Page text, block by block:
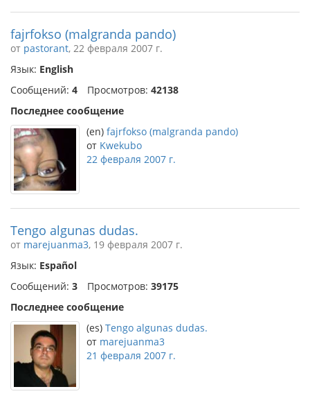
fajrfokso (malgranda pando)
от pastorant, 22 февраля 2007 г.
Язык: English
Сообщений: 4 Просмотров: 42138
Последнее сообщение
(en) fajrfokso (malgranda pando)
от Kwekubo
22 февраля 2007 г.
Tengo algunas dudas.
от marejuanma3, 19 февраля 2007 г.
Язык: Español
Сообщений: 3 Просмотров: 39175
Последнее сообщение
(es) Tengo algunas dudas.
от marejuanma3
21 февраля 2007 г.